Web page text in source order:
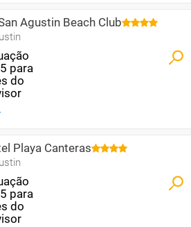
Agustin Beach Club
Playa Canteras